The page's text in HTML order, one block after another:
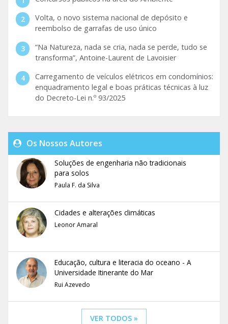
Volta, o novo sistema nacional de depósito e
reembolso de garrafas de uso único
“Na Natureza, nada se cria, nada se perde, tudo se
transforma”, Antoine-Laurent de Lavoisier
Carregamento de veículos elétricos em condomínios:
enquadramento legal e boas práticas técnicas à luz
do Decreto-Lei n.º 93/2025
Os Nossos Autores
Soluções de engenharia não tradicionais
para solos
Paula F. da Silva
Cidades e alterações climáticas
Leonor Amaral
Educação, cultura e literacia do oceano - A
Universidade Itinerante do Mar
Rui Azevedo
VER TODOS »